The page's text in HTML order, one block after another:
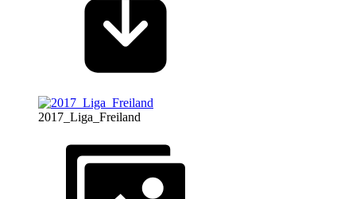
2017_Liga_Freiland